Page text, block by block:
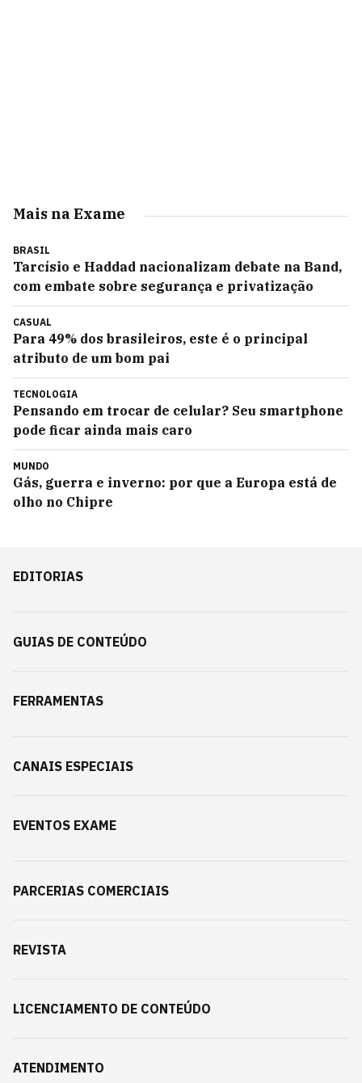
Mais na Exame
BRASIL
Tarcísio e Haddad nacionalizam debate na Band,
com embate sobre segurança e privatização
CASUAL
Para 49% dos brasileiros, este é o principal
atributo de um bom pai
TECNOLOGIA
Pensando em trocar de celular? Seu smartphone
pode ficar ainda mais caro
MUNDO
Gás, guerra e inverno: por que a Europa está de
olho no Chipre
EDITORIAS
GUIAS DE CONTEÚDO
FERRAMENTAS
CANAIS ESPECIAIS
EVENTOS EXAME
PARCERIAS COMERCIAIS
REVISTA
LICENCIAMENTO DE CONTEÚDO
ATENDIMENTO